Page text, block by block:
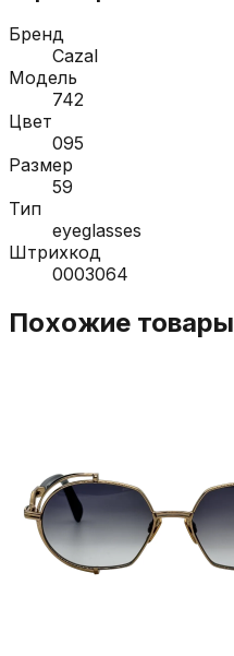
Бренд
Cazal
Модель
742
Цвет
095
Размер
59
Тип
eyeglasses
Штрихкод
0003064
Похожие товары